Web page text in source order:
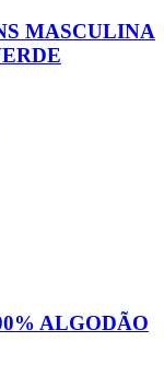
MASCULINA
ALGODÃO